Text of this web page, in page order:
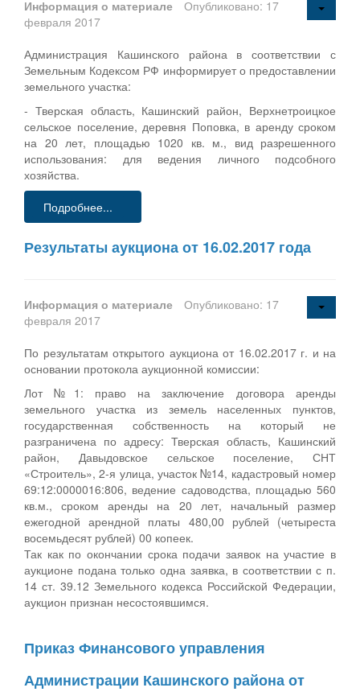
Информация о материале
Опубликовано: 17
февраля 2017
Администрация Кашинского района в соответствии с
Земельным Кодексом РФ информирует о предоставлении
земельного участка:
- Тверская область, Кашинский район, Верхнетроицкое
сельское поселение, деревня Поповка, в аренду сроком
на 20 лет, площадью 1020 кв. м., вид разрешенного
использования: для ведения личного подсобного
хозяйства.
Подробнее...
Результаты аукциона от 16.02.2017 года
Информация о материале
Опубликовано: 17
февраля 2017
По результатам открытого аукциона от 16.02.2017 г. и на
основании протокола аукционной комиссии:
Лот №1: право на заключение договора аренды
земельного участка из земель населенных пунктов,
государственная собственность на который не
разграничена по адресу: Тверская область, Кашинский
район, Давыдовское сельское поселение, СНТ
«Строитель», 2-я улица, участок №14, кадастровый номер
69:12:0000016:806, ведение садоводства, площадью 560
кв.м., сроком аренды на 20 лет, начальный размер
ежегодной арендной платы 480,00 рублей (четыреста
восемьдесят рублей) 00 копеек.
Так как по окончании срока подачи заявок на участие в
аукционе подана только одна заявка, в соответствии с п.
14 ст. 39.12 Земельного кодекса Российской Федерации,
аукцион признан несостоявшимся.
Приказ Финансового управления
Администрации Кашинского района от